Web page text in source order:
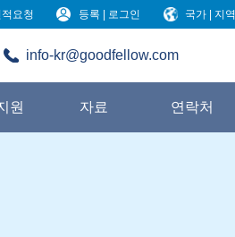
국가 | 지역
등록 | 로그인
적요청
info-kr@goodfellow.com
원 자료 연락처